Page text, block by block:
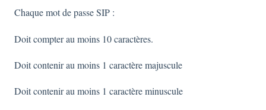
Chaque mot de passe SIP :
Doit compter au moins 10 caractères.
Doit contenir au moins 1 caractère majuscule
Doit contenir au moins 1 caractère minuscule